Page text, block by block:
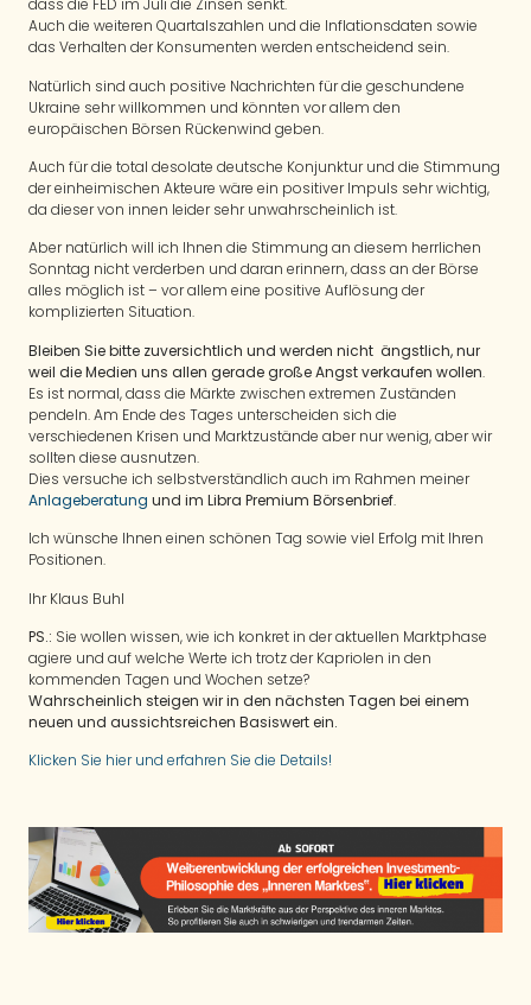
dass die FED im Juli die Zinsen senkt.
Auch die weiteren Quartalszahlen und die Inflationsdaten sowie
das Verhalten der Konsumenten werden entscheidend sein.
Natürlich sind auch positive Nachrichten für die geschundene
Ukraine sehr willkommen und könnten vor allem den
europäischen Börsen Rückenwind geben.
Auch für die total desolate deutsche Konjunktur und die Stimmung
der einheimischen Akteure wäre ein positiver Impuls sehr wichtig,
da dieser von innen leider sehr unwahrscheinlich ist.
Aber natürlich will ich Ihnen die Stimmung an diesem herrlichen
Sonntag nicht verderben und daran erinnern, dass an der Börse
alles möglich ist – vor allem eine positive Auflösung der
komplizierten Situation.
Bleiben Sie bitte zuversichtlich und werden nicht ängstlich, nur
weil die Medien uns allen gerade große Angst verkaufen wollen.
Es ist normal, dass die Märkte zwischen extremen Zuständen
pendeln. Am Ende des Tages unterscheiden sich die
verschiedenen Krisen und Marktzustände aber nur wenig, aber wir
sollten diese ausnutzen.
Dies versuche ich selbstverständlich auch im Rahmen meiner
Anlageberatung und im Libra Premium Börsenbrief.
Ich wünsche Ihnen einen schönen Tag sowie viel Erfolg mit Ihren
Positionen.
Ihr Klaus Buhl
PS.: Sie wollen wissen, wie ich konkret in der aktuellen Marktphase
agiere und auf welche Werte ich trotz der Kapriolen in den
kommenden Tagen und Wochen setze?
Wahrscheinlich steigen wir in den nächsten Tagen bei einem
neuen und aussichtsreichen Basiswert ein.
Klicken Sie hier und erfahren Sie die Details!